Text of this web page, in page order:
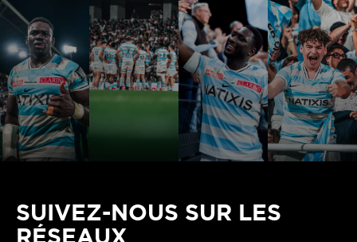
SUIVEZ-NOUS SUR LES
RÉSEAUX